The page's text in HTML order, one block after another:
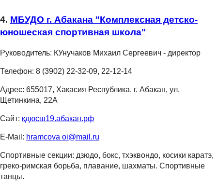
4. МБУДО г. Абакана "Комплексная детско-
юношеская спортивная школа"
Руководитель: КУнучаков Михаил Сергеевич - директор
Телефон: 8 (3902) 22-32-09, 22-12-14
Адрес: 655017, Хакасия Республика, г. Абакан, ул.
Щетинкина, 22А
Сайт: кдюсш19.абакан.рф
E-Mail: hramcova oi@mail.ru
Спортивные секции: дзюдо, бокс, тхэквондо, косики каратэ,
греко-римская борьба, плавание, шахматы. Спортивные
танцы.